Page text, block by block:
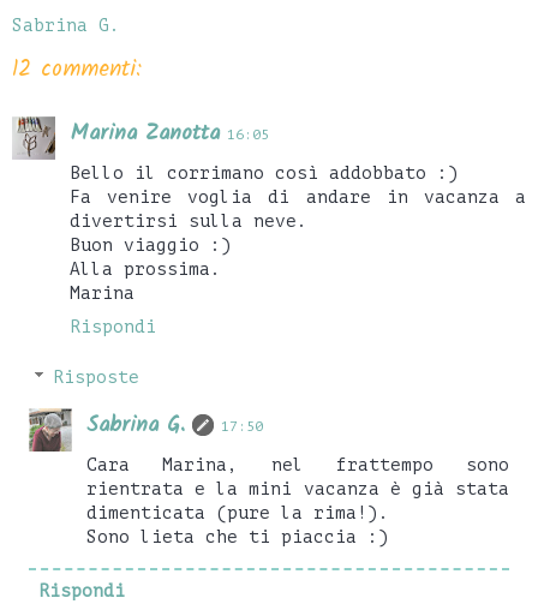
Sabrina G.
12 commenti:
Marina Zanotta 16:05
Bello il corrimano così addobbato :)
Fa venire voglia di andare in vacanza a
divertirsi sulla neve.
Buon viaggio :)
Alla prossima.
Marina
Rispondi
Risposte
Sabrina G. 17:50
Cara Marina, nel frattempo sono
rientrata e la mini vacanza è già stata
dimenticata (pure la rima!).
Sono lieta che ti piaccia :)
Rispondi